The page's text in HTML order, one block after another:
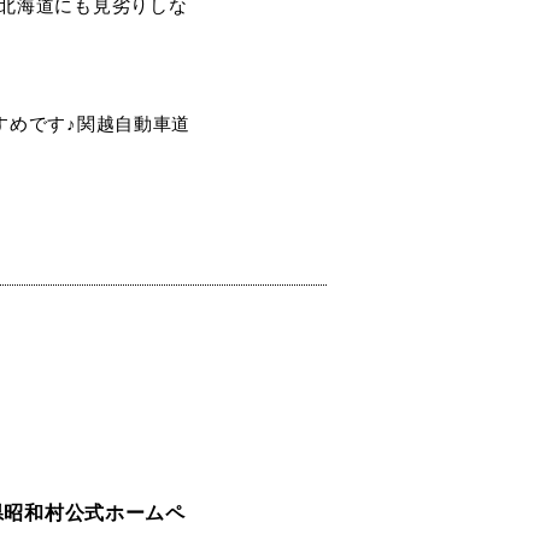
海道にも見劣りしな
めです♪関越自動車道
和村公式ホームペ